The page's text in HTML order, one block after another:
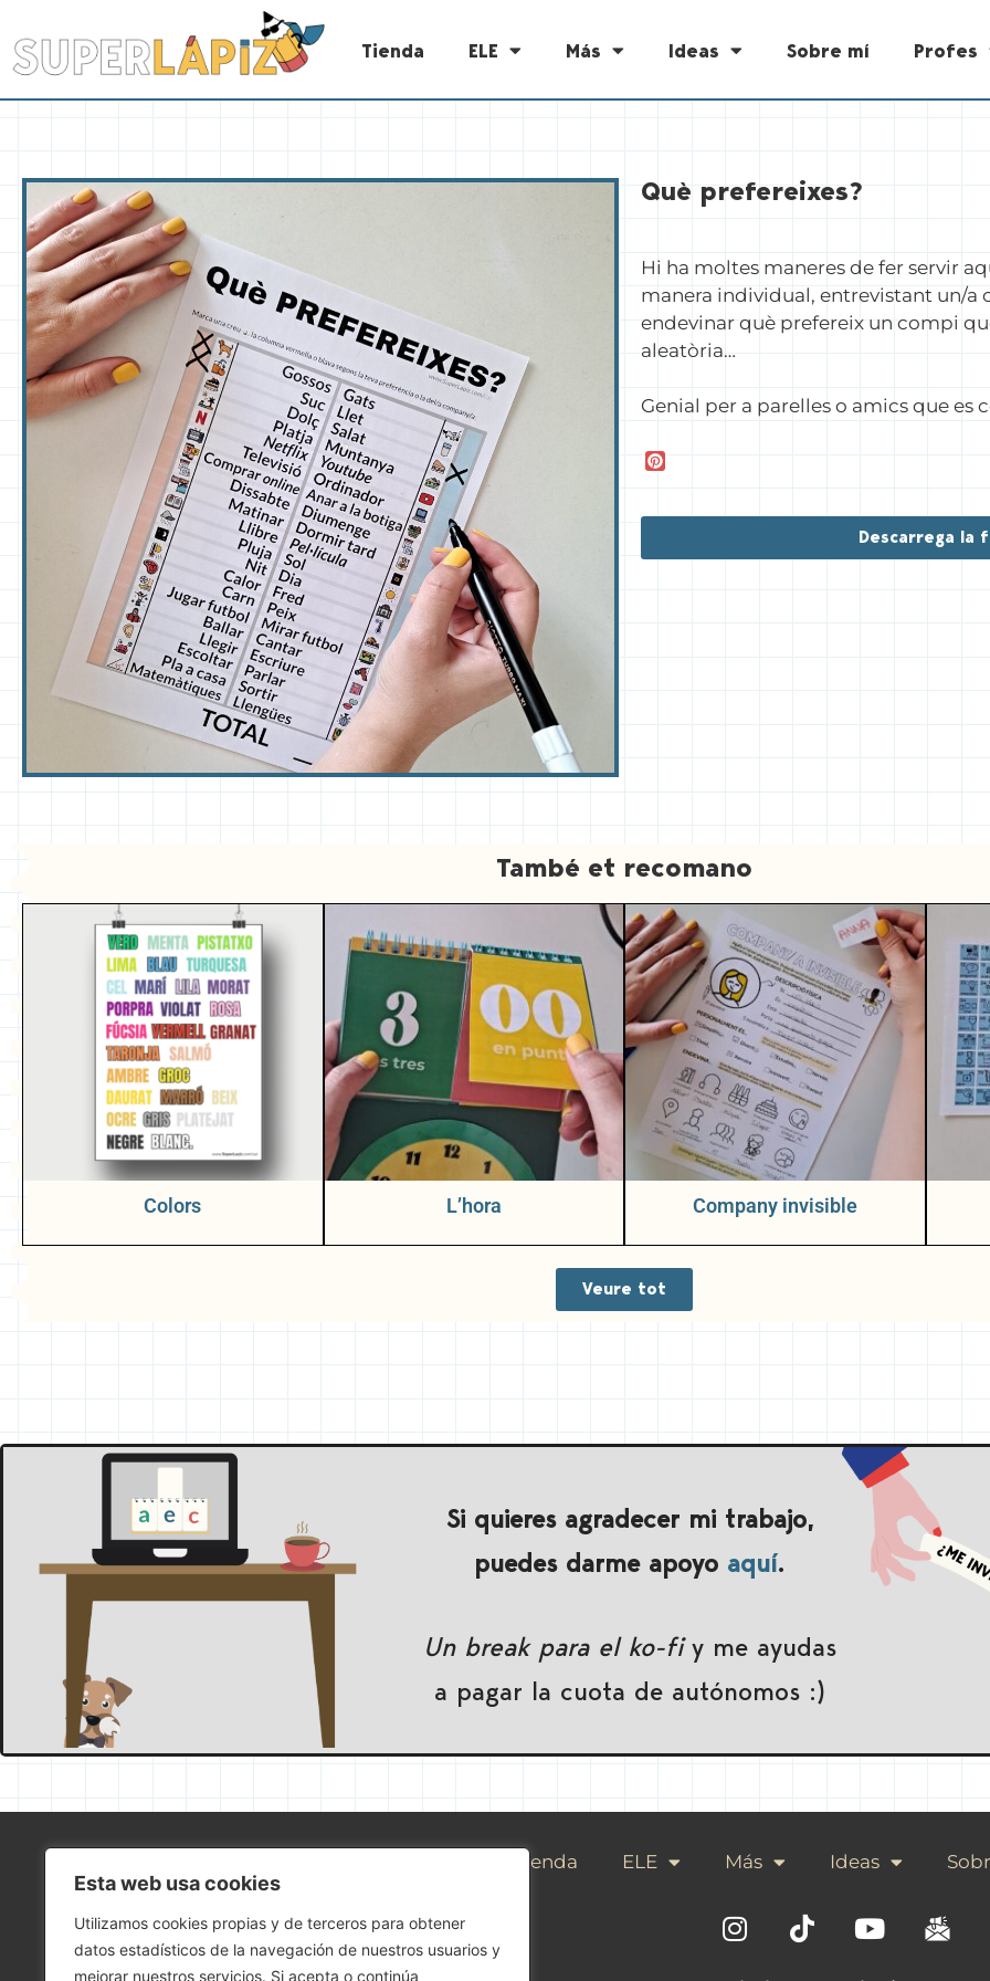
Esta web usa cookies
Utilizamos cookies propias y de terceros para obtener
datos estadísticos de la navegación de nuestros usuarios y
mejorar nuestros servicios. Si acepta o continúa
Tienda ELE Más Ideas Sobre mí Profes
Què prefereixes?
Hi ha moltes maneres de fer servir
manera individual, entrevistant un/a
endevinar què prefereix un compi
aleatòria…
Genial per a parelles o amics que es
t
r
Descarrega la
També et recomano
Colors L’hora Company invisible
Veure tot
Si quieres agradecer mi trabajo,
puedes darme apoyo aquí.
Un break para el ko-fiy me ayudas
a pagar la cuota de autónomos :)
Tienda ELE Más Ideas